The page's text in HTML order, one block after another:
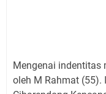
Mengenai indentitas
oleh M Rahmat (55).